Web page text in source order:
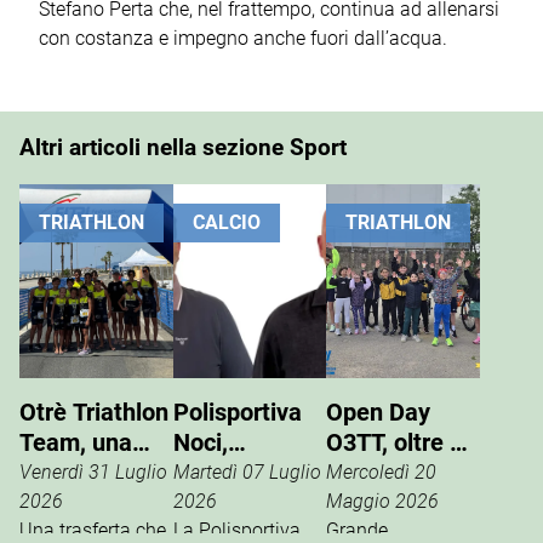
Stefano Perta che, nel frattempo, continua ad allenarsi
con costanza e impegno anche fuori dall’acqua.
Altri articoli nella sezione Sport
TRIATHLON
Otrè Triathlon
Team, una
giornata di
sport, tifo e
condivisione
Venerdì 31 Luglio
2026
Una trasferta che
CALCIO
Polisportiva
Noci,
Giuseppe
Pinto nuovo
presidente
Martedì 07 Luglio
2026
La Polisportiva
TRIATHLON
Open Day
O3TT, oltre 50
bambini al
Foro Boario
Mercoledì 20
Maggio 2026
Grande